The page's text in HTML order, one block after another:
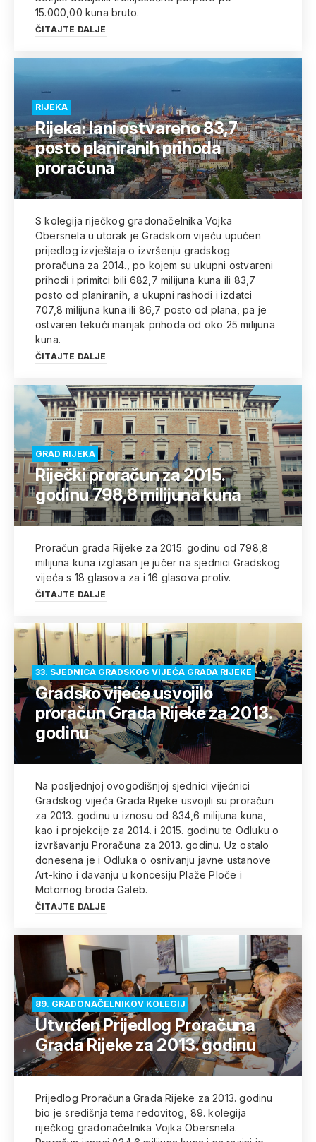
15.000,00 kuna bruto.
ČITAJTE DALJE
RIJEKA
Rijeka: lani ostvareno 83,7
posto planiranih prihoda
proračuna
S kolegija riječkog gradonačelnika Vojka
Obersnela u utorak je Gradskom vijeću upućen
prijedlog izvještaja o izvršenju gradskog
proračuna za 2014., po kojem su ukupni ostvareni
prihodi i primitci bili 682,7 milijuna kuna ili 83,7
posto od planiranih, a ukupni rashodi i izdatci
707,8 milijuna kuna ili 86,7 posto od plana, pa je
ostvaren tekući manjak prihoda od oko 25 milijuna
kuna.
ČITAJTE DALJE
GRAD RIJEKA
Riječki proračun za 2015.
godinu 798,8 milijuna kuna
Proračun grada Rijeke za 2015. godinu od 798,8
milijuna kuna izglasan je jučer na sjednici Gradskog
vijeća s 18 glasova za i 16 glasova protiv.
ČITAJTE DALJE
33. SJEDNICA GRADSKOG VIJEĆA GRADA RIJEKE
Gradsko vijeće usvojilo
proračun Grada Rijeke za 2013.
godinu
Na posljednjoj ovogodišnjoj sjednici vijećnici
Gradskog vijeća Grada Rijeke usvojili su proračun
za 2013. godinu u iznosu od 834,6 milijuna kuna,
kao i projekcije za 2014. i 2015. godinu te Odluku o
izvršavanju Proračuna za 2013. godinu. Uz ostalo
donesena je i Odluka o osnivanju javne ustanove
Art-kino i davanju u koncesiju Plaže Ploče i
Motornog broda Galeb.
ČITAJTE DALJE
89. GRADONAČELNIKOV KOLEGIJ
Utvrđen Prijedlog Proračuna
Grada Rijeke za 2013. godinu
Prijedlog Proračuna Grada Rijeke za 2013. godinu
bio je središnja tema redovitog, 89. kolegija
riječkog gradonačelnika Vojka Obersnela.